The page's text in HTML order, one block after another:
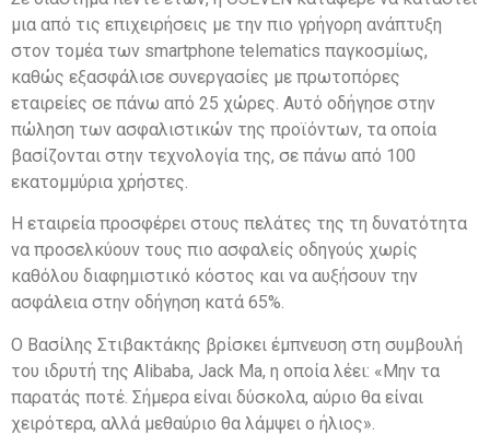
μια από τις επιχειρήσεις με την πιο γρήγορη ανάπτυξη
στον τομέα των smartphone telematics παγκοσμίως,
καθώς εξασφάλισε συνεργασίες με πρωτοπόρες
εταιρείες σε πάνω από 25 χώρες. Αυτό οδήγησε στην
πώληση των ασφαλιστικών της προϊόντων, τα οποία
βασίζονται στην τεχνολογία της, σε πάνω από 100
εκατομμύρια χρήστες.
Η εταιρεία προσφέρει στους πελάτες της τη δυνατότητα
να προσελκύουν τους πιο ασφαλείς οδηγούς χωρίς
καθόλου διαφημιστικό κόστος και να αυξήσουν την
ασφάλεια στην οδήγηση κατά 65%.
Ο Βασίλης Στιβακτάκης βρίσκει έμπνευση στη συμβουλή
του ιδρυτή της Alibaba, Jack Ma, η οποία λέει: «Μην τα
παρατάς ποτέ. Σήμερα είναι δύσκολα, αύριο θα είναι
χειρότερα, αλλά μεθαύριο θα λάμψει ο ήλιος».